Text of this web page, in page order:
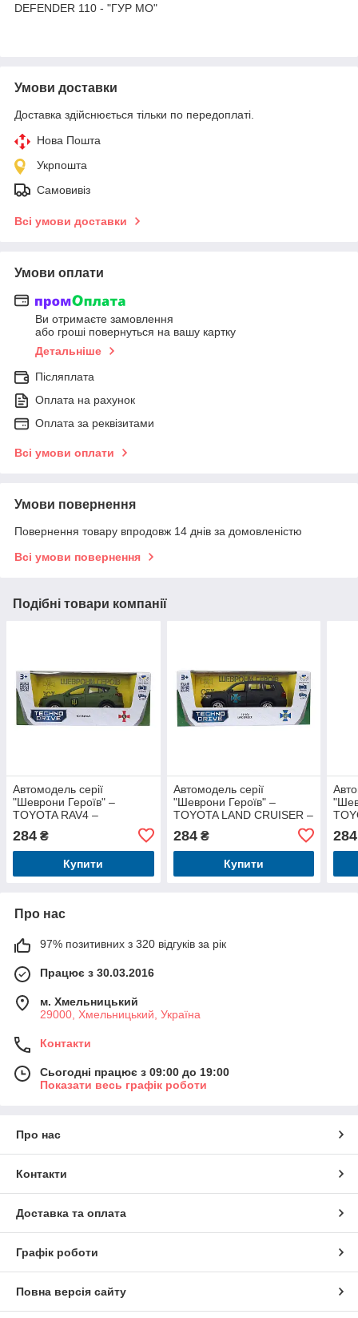
DEFENDER 110 - "ГУР МО"
Умови доставки
Доставка здійснюється тільки по передоплаті.
Нова Пошта
Укрпошта
Самовивіз
Всі умови доставки
Умови оплати
Ви отримаєте замовлення
або гроші повернуться на вашу картку
Детальніше
Післяплата
Оплата на рахунок
Оплата за реквізитами
Всі умови оплати
Умови повернення
Повернення товару впродовж 14 днів за домовленістю
Всі умови повернення
Подібні товари компанії
Автомодель серії
"Шеврони Героїв" –
TOYOTA RAV4 –
ЗСУ"
284 ₴
Купити
Автомодель серії
"Шеврони Героїв" –
TOYOTA LAND CRUISER –
284₴
Купити
284
Про нас
97% позитивних з 320 відгуків за рік
Працює з 30.03.2016
м. Хмельницький
29000, Хмельницький, Україна
Контакти
Сьогодні працює з 09:00 до 19:00
Показати весь графік роботи
Про нас
Контакти
Доставка та оплата
Графік роботи
Повна версія сайту